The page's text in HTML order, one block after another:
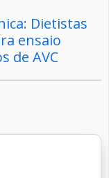
Dietistas
ensaio
de AVC